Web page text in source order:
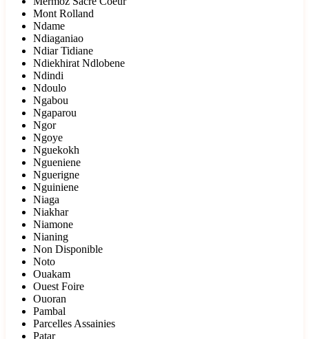
Mont Rolland
Ndame
Ndiaganiao
Ndiar Tidiane
Ndiekhirat Ndlobene
Ndindi
Ndoulo
Ngabou
Ngaparou
Ngor
Ngoye
Nguekokh
Ngueniene
Nguerigne
Nguiniene
Niaga
Niakhar
Niamone
Nianing
Non Disponible
Noto
Ouakam
Ouest Foire
Ouoran
Pambal
Parcelles Assainies
Patar